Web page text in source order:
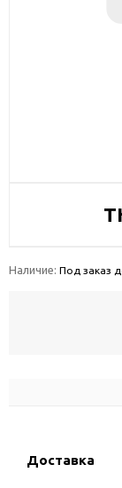
Наличие: Под заказ
Доставка